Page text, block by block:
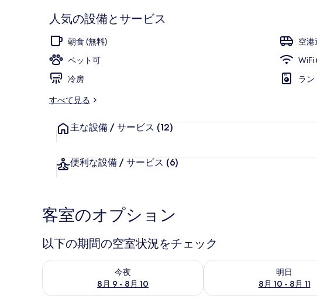
9.4、
お
客
様
に
好
評
の
ミ
人気の設備とサービス
朝食 (無料)
空港
ペット可
WiFi
冷房
ラ
すべて見る
主な設備 / サービス (12)
便利な設備 / サービス (6)
客室のオプション
以下の期間の空室状況をチェック
今夜
8月 9 - 8月 10
今夜 8月 9 - 8月 10 の空室状況をチェック
明日
8月 10 - 8月 11
明日 8月 10 - 8月 11 の空室